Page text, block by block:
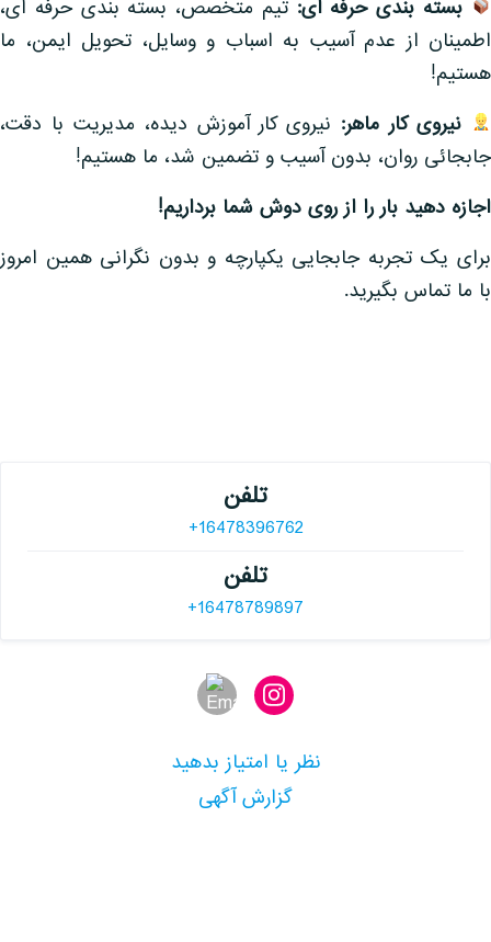
بسته بندی حرفه ای: تیم متخصص، بسته بندی حرفه ای،
اطمینان از عدم آسیب به اسباب و وسایل، تحویل ایمن، ما
هستیم!
نیروی کار ماهر: نیروی کار آموزش دیده، مدیریت با دقت،
جابجائی روان، بدون آسیب و تضمین شد، ما هستیم!
اجازه دهید بار را از روی دوش شما برداریم!
برای یک تجربه جابجایی یکپارچه و بدون نگرانی همین امروز
با ما تماس بگیرید.
تلفن
+16478396762
تلفن
+16478789897
نظر یا امتیاز بدهید
گزارش آگهی